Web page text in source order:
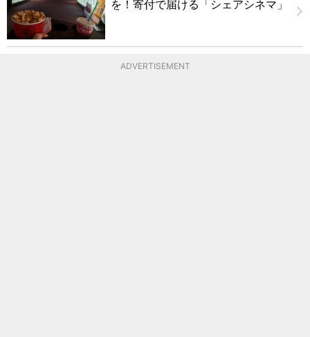
を！寄付で届ける「シェアシネマ」
ADVERTISEMENT